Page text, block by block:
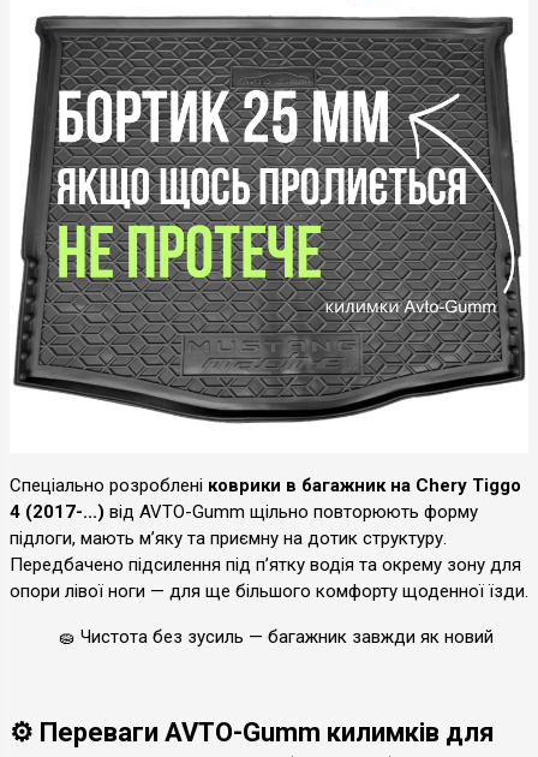
Спеціально розроблені коврики в багажник на Chery Tiggo
4 (2017-...) від AVTO-Gumm щільно повторюють форму
підлоги, мають м’яку та приємну на дотик структуру.
Передбачено підсилення під п’ятку водія та окрему зону для
опори лівої ноги — для ще більшого комфорту щоденної їзди.
🧽 Чистота без зусиль — багажник завжди як новий
⚙️ Переваги AVTO-Gumm килимків для